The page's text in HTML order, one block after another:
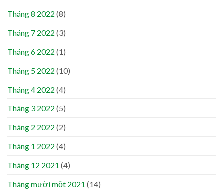
Tháng 8 2022 (8)
Tháng 7 2022 (3)
Tháng 6 2022 (1)
Tháng 5 2022 (10)
Tháng 4 2022 (4)
Tháng 3 2022 (5)
Tháng 2 2022 (2)
Tháng 1 2022 (4)
Tháng 12 2021 (4)
Tháng mười một 2021 (14)